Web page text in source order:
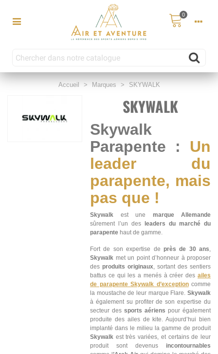
0
Accueil > Marques > SKYWALK
SKYWALK
Skywalk
Parapente : Un
leader du
parapente, mais
pas que !
Skywalk est une marque Allemande
sûrement l’un des
leaders du marché du
parapente haut de gamme.
Fort de son expertise de près de 30 ans,
Skywalk met un point d’honneur à proposer
des produits originaux, sortant des sentiers
battus ce qui les a menés à créer des ailes
de parapente Skywalk d’exceptioncomme
la moustache de leur marque Flare. Skywalk
à également su profiter de son expertise du
secteur des sports aériens pour également
produite des ailes de kite. Aujourd’hui bien
implanté dans le milieu la gamme de produit
Skywalk est très variées, et certains de leur
produit sont devenus incontournables